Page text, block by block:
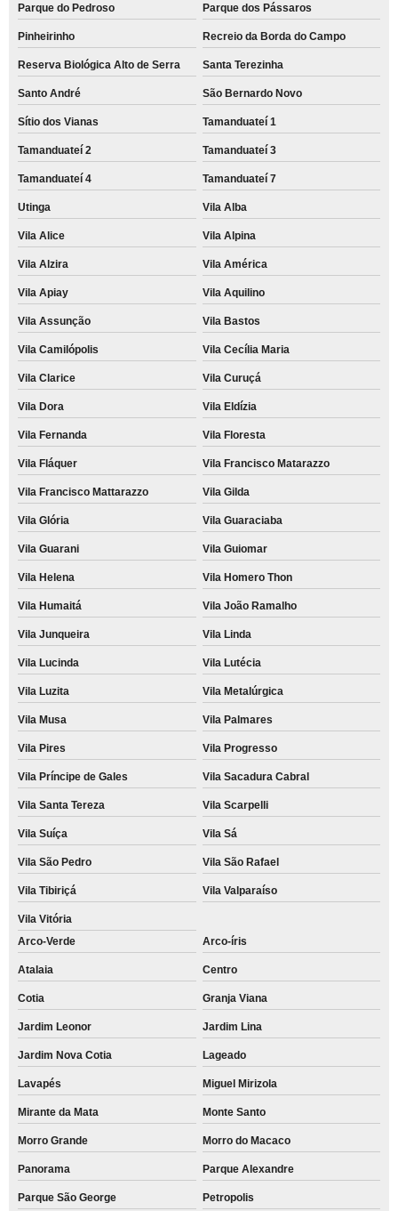
Parque do Pedroso Parque dos Pássaros
Pinheirinho Recreio da Borda do Campo
Reserva Biológica Alto de Serra Santa Terezinha
Santo André São Bernardo Novo
Sítio dos Vianas Tamanduateí 1
Tamanduateí 2 Tamanduateí 3
Tamanduateí 4 Tamanduateí 7
Utinga Vila Alba
Vila Alice Vila Alpina
Vila Alzira Vila América
Vila Apiay Vila Aquilino
Vila Assunção Vila Bastos
Vila Camilópolis Vila Cecília Maria
Vila Clarice Vila Curuçá
Vila Dora Vila Eldízia
Vila Fernanda Vila Floresta
Vila Fláquer Vila Francisco Matarazzo
Vila Francisco Mattarazzo Vila Gilda
Vila Glória Vila Guaraciaba
Vila Guarani Vila Guiomar
Vila Helena Vila Homero Thon
Vila Humaitá Vila João Ramalho
Vila Junqueira Vila Linda
Vila Lucinda Vila Lutécia
Vila Luzita Vila Metalúrgica
Vila Musa Vila Palmares
Vila Pires Vila Progresso
Vila Príncipe de Gales Vila Sacadura Cabral
Vila Santa Tereza Vila Scarpelli
Vila Suíça Vila Sá
Vila São Pedro Vila São Rafael
Vila Tibiriçá Vila Valparaíso
Vila Vitória
Arco-Verde
Arco-íris
Atalaia Centro
Cotia Granja Viana
Jardim Leonor Jardim Lina
Jardim Nova Cotia Lageado
Lavapés Miguel Mirizola
Mirante da Mata Monte Santo
Morro Grande Morro do Macaco
Panorama Parque Alexandre
Parque São George Petropolis